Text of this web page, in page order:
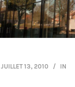
JUILLET 13, 2010 IN